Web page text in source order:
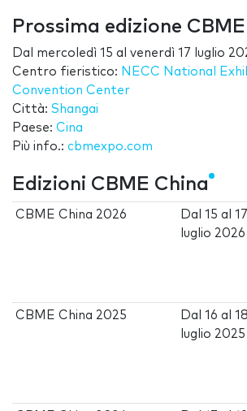
Prossima edizione
Dal mercoledì 15 al venerdì 17 luglio
Centro fieristico: NECC National
Convention Center
Città: Shangai
Paese: Cina
Più info.: cbmexpo.com
Edizioni CBME China
CBME China 2026 Dal15 al17
luglio 2026
CBME China 2025 Dal16 al18
luglio 2025